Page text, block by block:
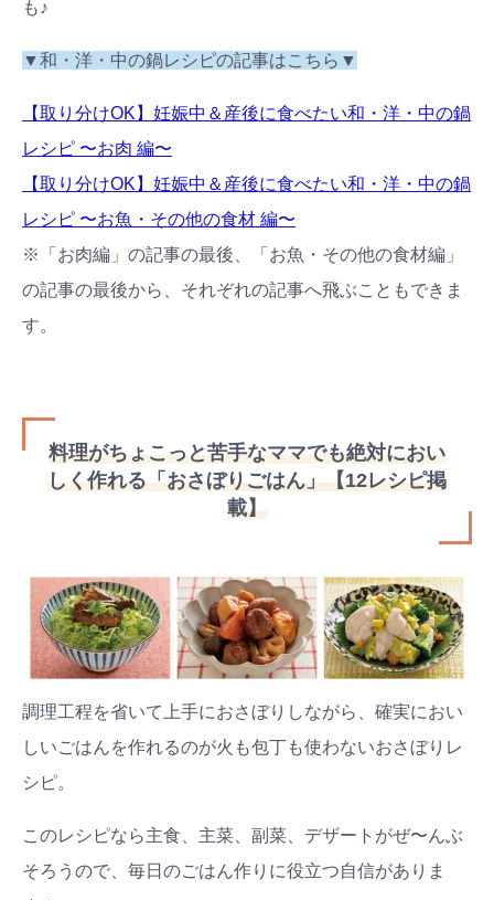
も♪
▼和・洋・中の鍋レシピの記事はこちら▼
【取り分けOK】妊娠中＆産後に食べたい和・洋・中の鍋
レシピ 〜お肉 編〜
【取り分けOK】妊娠中＆産後に食べたい和・洋・中の鍋
レシピ 〜お魚・その他の食材 編〜
※「お肉編」の記事の最後、「お魚・その他の食材編」
の記事の最後から、それぞれの記事へ飛ぶこともできま
す。
料理がちょこっと苦手なママでも絶対におい
しく作れる「おさぼりごはん」【12レシピ掲
載】
調理工程を省いて上手におさぼりしながら、確実におい
しいごはんを作れるのが火も包丁も使わないおさぼりレ
シピ。
このレシピなら主食、主菜、副菜、デザートがぜ〜んぶ
そろうので、毎日のごはん作りに役立つ自信がありま
#プレゼント #教育 #0歳
#出産準備
#習いごと
#発達
#離乳食
プレゼント&
キャンペーン
妊娠&出産 子育て